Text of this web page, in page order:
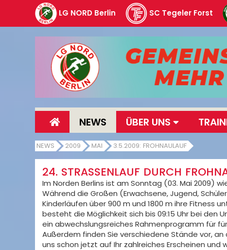
LG NORD Berlin SC Tegeler Forst
NEWS ÜBER UNS
NEWS 2009 MAI 3.5.2009: FROHNAULAUF
24. STRASSENLAUF DURCH
Im Norden Berlins ist am Sonntag (03. Mai 2009)
Während die Großen (Erwachsene, Jugend,
Kinderläufen über 900 m und 1800 m ihre Fitness
besteht die Möglichkeit sich bis 09:15 Uhr bei den
ein abwechslungsreiches Rahmenprogramm für
Außerdem finden Sie verschiedene Stände vor,
uns schon jetzt auf Ihr zahlreiches Erscheinen